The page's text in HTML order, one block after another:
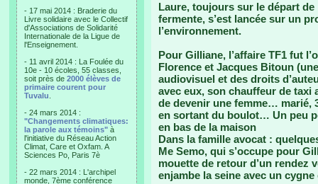
- 17 mai 2014 : Braderie du
Livre solidaire avec le Collectif
d'Associations de Solidarité
Internationale de la Ligue de
l'Enseignement.
- 11 avril 2014 : La Foulée du
10e - 10 écoles, 55 classes,
soit près de 2000 élèves de
primaire courent pour
Tuvalu
- 24 mars 2014 :
"Changements climatiques:
la parole aux témoins" à
l'initiative du Réseau Action
Climat, Care et Oxfam. A
Sciences Po, Paris 7è
- 22 mars 2014 : L'archipel
monde, 7ème conférence
Laure, toujours sur le départ
fermente, s’est lancée sur un
l’environnement.
Pour Gilliane, l’affaire TF1 fut
Florence et Jacques Bitoun
audiovisuel et des droits
avec eux, son chauffeur de taxi
de devenir une femme… marié,
en sortant du boulot… Un peu
en bas de la maison
Dans la famille avocat :
Me Semo, qui s’occupe pour
mouette de retour d’un rendez
enjambe la seine avec un